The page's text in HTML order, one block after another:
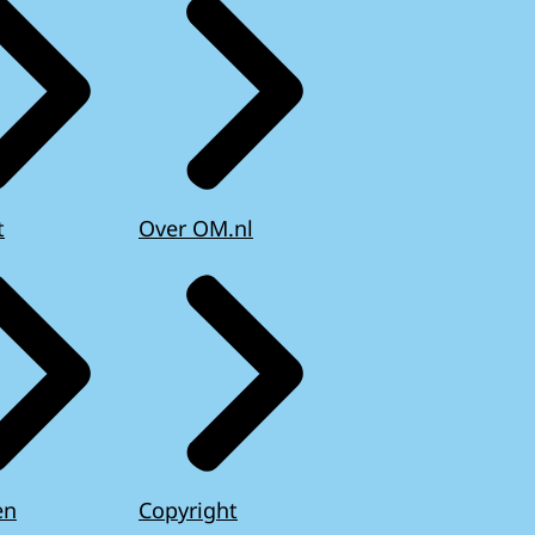
Over OM.nl
Copyright